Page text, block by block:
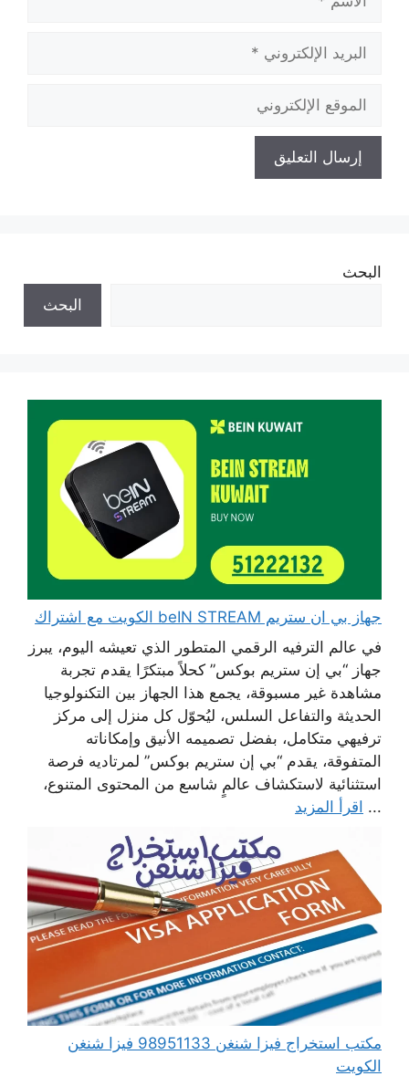
البريد
الإلكتروني
الموقع
الإلكتروني
البحث
البحث
جهاز بي ان ستريم beIN STREAM الكويت مع اشتراك
في عالم الترفيه الرقمي المتطور الذي تعيشه اليوم، يبرز
جهاز “بي إن ستريم بوكس” كحلاً مبتكرًا يقدم تجربة
مشاهدة غير مسبوقة، يجمع هذا الجهاز بين التكنولوجيا
الحديثة والتفاعل السلس، ليُحوّل كل منزل إلى مركز
ترفيهي متكامل، بفضل تصميمه الأنيق وإمكاناته
المتفوقة، يقدم “بي إن ستريم بوكس” لمرتاديه فرصة
استثنائية لاستكشاف عالمٍ شاسع من المحتوى المتنوع،
... اقرأ المزيد
مكتب استخراج فيزا شنغن 98951133 فيزا شنغن
الكويت